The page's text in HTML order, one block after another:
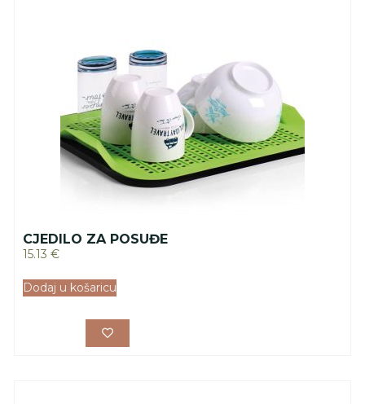
CJEDILO ZA POSUĐE
15.13 €
Dodaj u košaricu